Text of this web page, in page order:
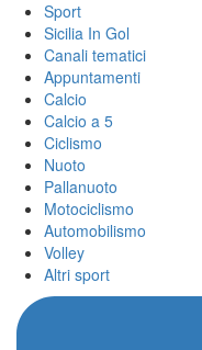
Sport
Sicilia In Gol
Canali tematici
Appuntamenti
Calcio
Calcio a 5
Ciclismo
Nuoto
Pallanuoto
Motociclismo
Automobilismo
Volley
Altri sport